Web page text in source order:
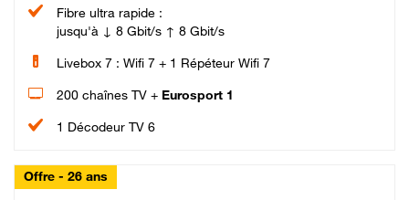
Fibre ultra rapide :
jusqu'à ↓ 8 Gbit/s ↑ 8 Gbit/s
Livebox 7 : Wifi 7 + 1 Répéteur Wifi 7
200 chaînes TV + Eurosport 1
1 Décodeur TV 6
Offre - 26 ans